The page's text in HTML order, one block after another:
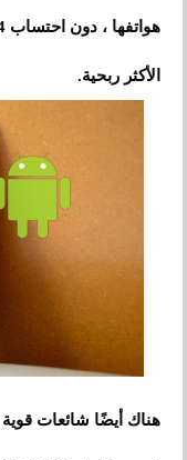
الأكثر ربحية.
هناك أيضًا شائعات